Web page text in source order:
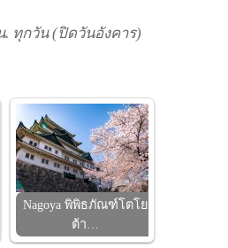
. ทุกวัน (ปิดวันอังคาร)
Nagoya พิพิธภัณฑ์โตโย
ต้า…